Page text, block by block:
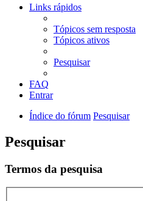
Links rápidos
Tópicos sem resposta
Tópicos ativos
Pesquisar
FAQ
Entrar
Índice do fórum Pesquisar
Pesquisar
Termos da pesquisa